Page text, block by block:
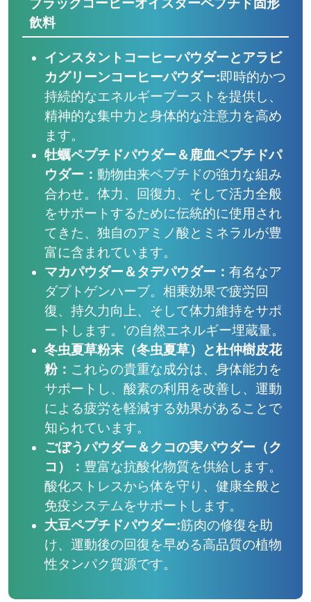
ブラックコーヒーオイスターペプチド固形
飲料
インスタントコーヒーパウダーとアラビ
カグリーンコーヒーパウダー:即時的かつ
持続的なエネルギーブーストを提供し、
精神的な集中力と身体的な注意力を高め
ます。
牡蠣ペプチドパウダー＆鹿血ペプチドパ
ウダー： 動物由来ペプチドの強力な組み
合わせ。体力、回復力、そして活力全般
をサポートするために伝統的に使用され
てきた、独自のアミノ酸とミネラルが豊
富に含まれています。
マカパウダー＆タデパウダー： 有名なア
ダプトゲンハーブ。相乗効果で疲労回
復、持久力向上、そして体力維持をサポ
ートします。'の自然エネルギー埋蔵量。
冬虫夏草粉末（冬虫夏草）と杜仲樹皮花
粉： これらの貴重な成分は、身体能力を
サポートし、酸素の利用を改善し、運動
による疲労を軽減する効果があることで
知られています。
ごぼうパウダー＆クコの実パウダー（ク
コ）： 豊富な抗酸化物質を供給します。
酸化ストレスから体を守り、健康全般と
免疫システムをサポートします。
大豆ペプチドパウダー:筋肉の修復を助
け、運動後の回復を早める高品質の植物
性タンパク質源です。